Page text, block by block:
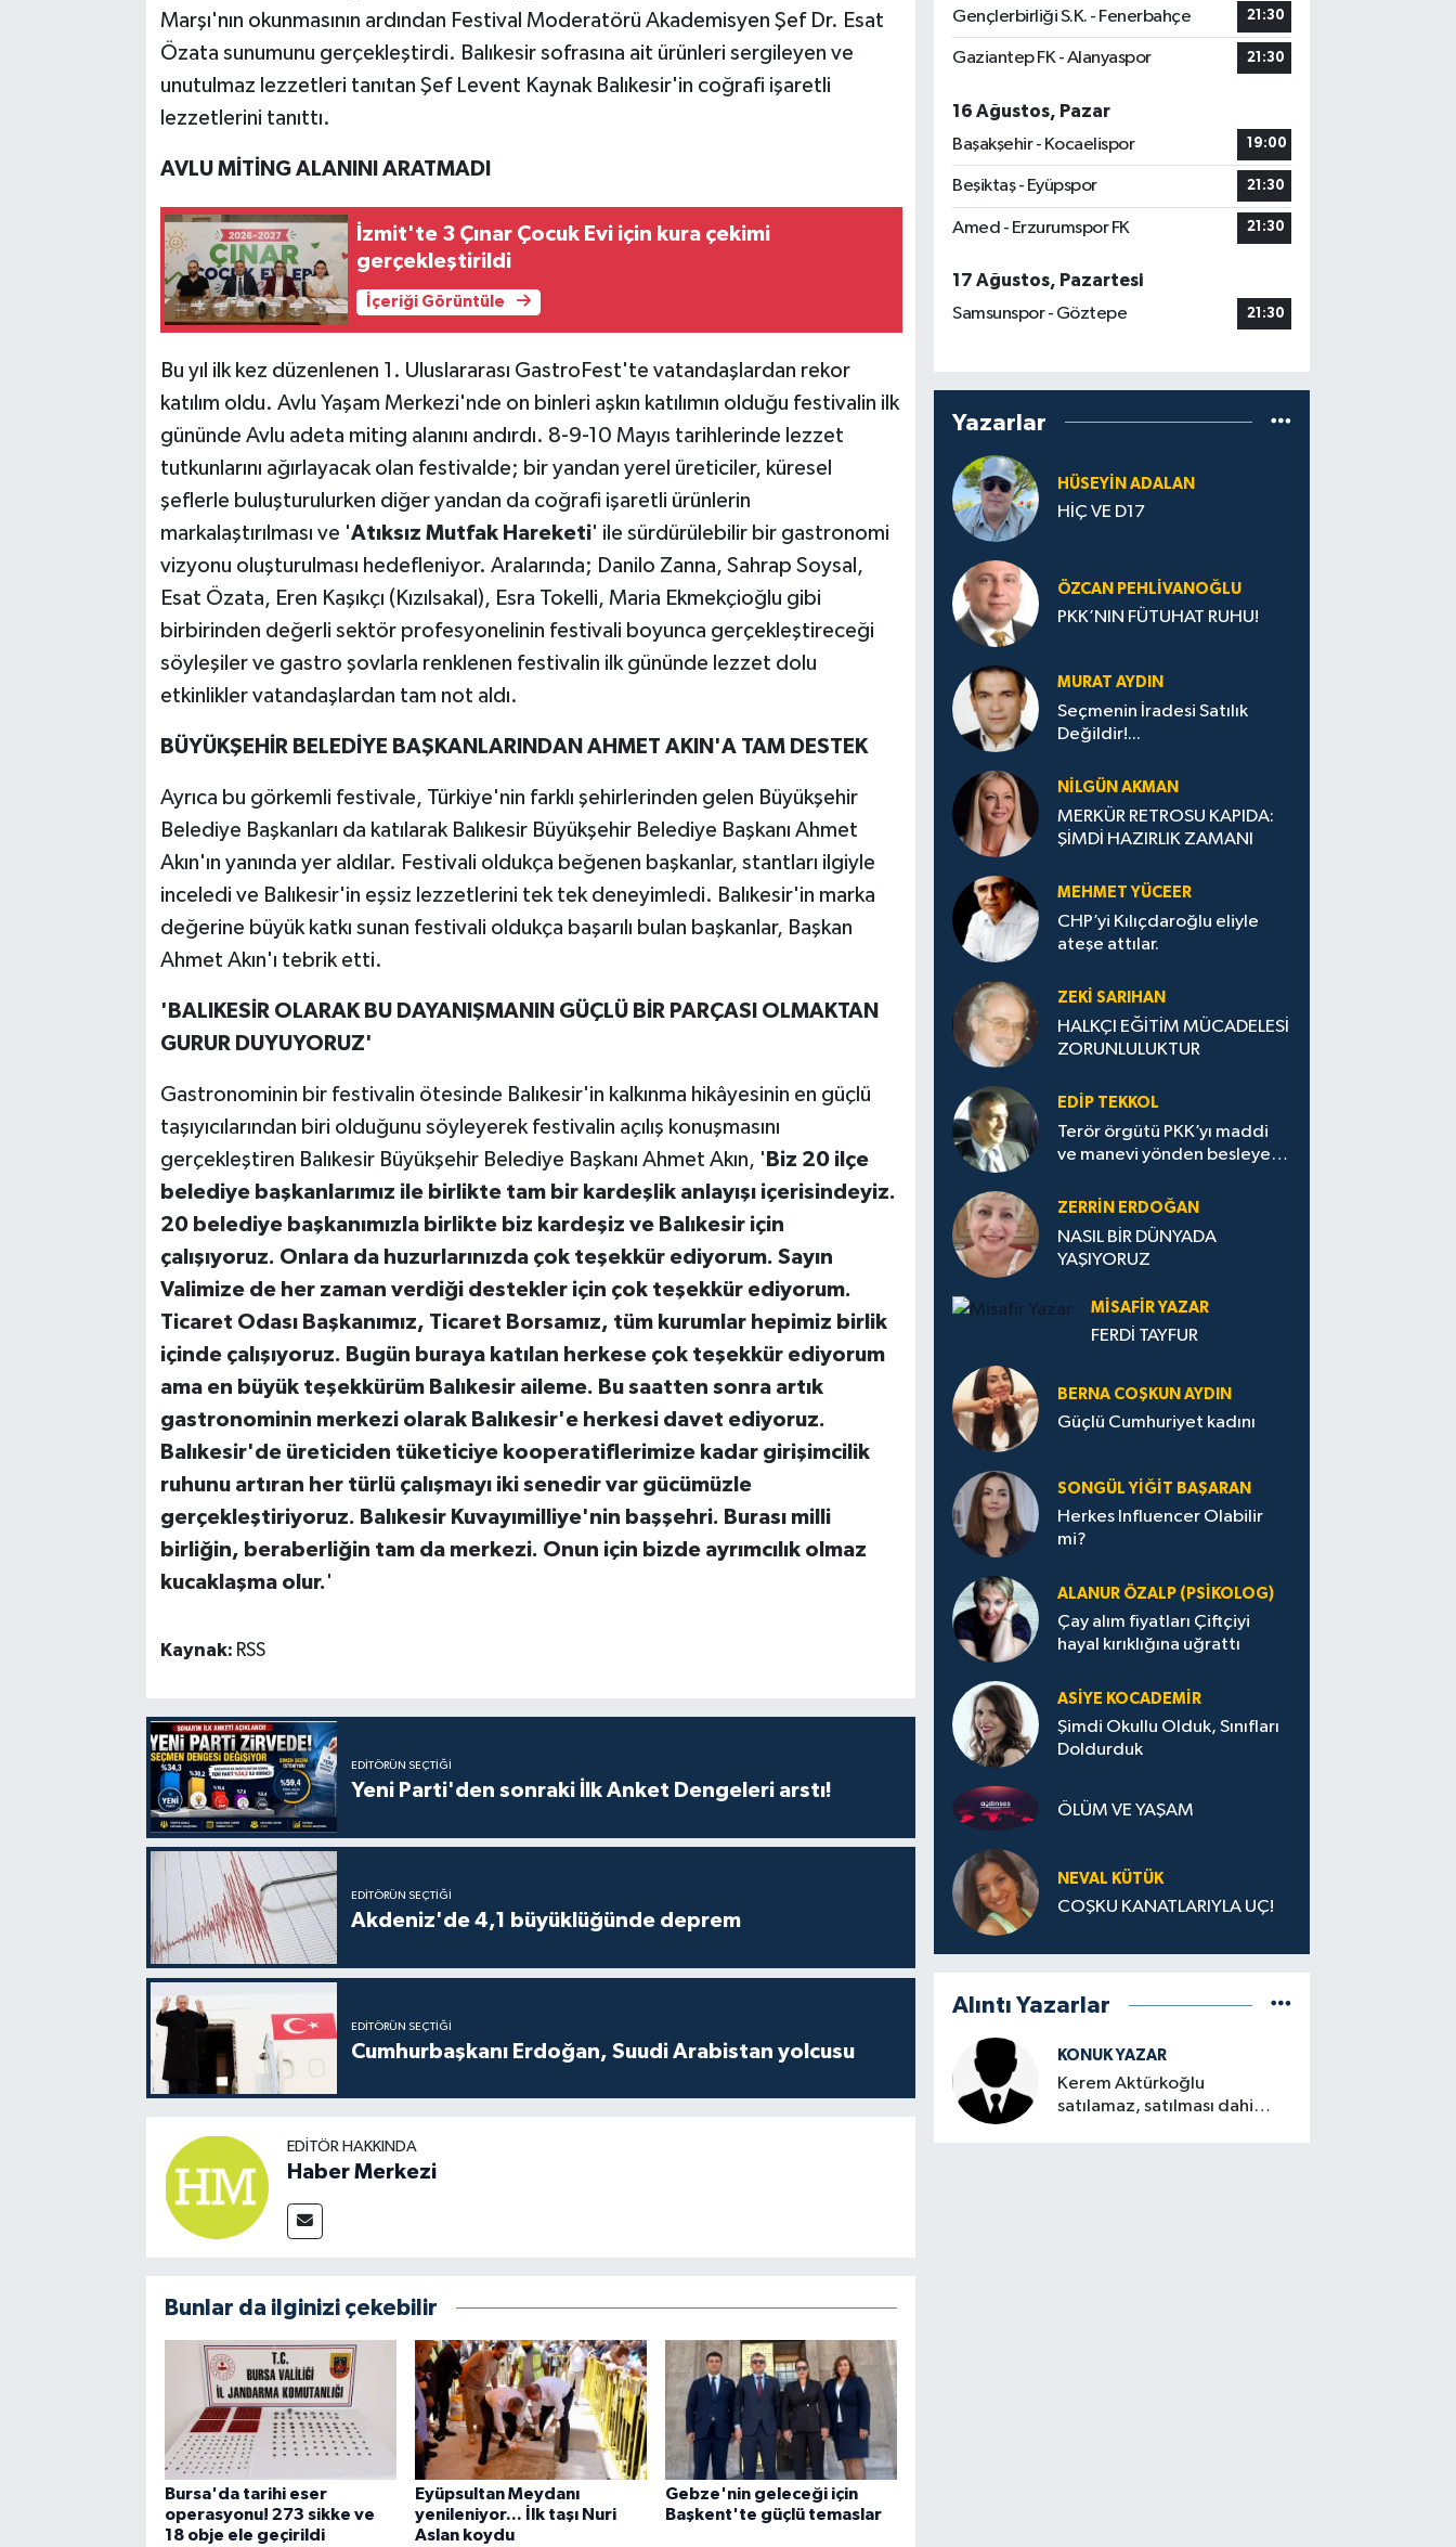
Marşı'nın okunmasının ardından Festival Moderatörü Akademisyen Şef Dr. Esat
Özata sunumunu gerçekleştirdi. Balıkesir sofrasına ait ürünleri sergileyen ve
unutulmaz lezzetleri tanıtan Şef Levent Kaynak Balıkesir'in coğrafi işaretli
lezzetlerini tanıttı.
AVLU MİTİNG ALANINI ARATMADI
İzmit'te 3 Çınar Çocuk Evi için kura çekimi
gerçekleştirildi
İçeriği Görüntüle
Bu yıl ilk kez düzenlenen 1. Uluslararası GastroFest'te vatandaşlardan rekor
katılım oldu. Avlu Yaşam Merkezi'nde on binleri aşkın katılımın olduğu festivalin ilk
gününde Avlu adeta miting alanını andırdı. 8-9-10 Mayıs tarihlerinde lezzet
tutkunlarını ağırlayacak olan festivalde; bir yandan yerel üreticiler, küresel
şeflerle buluşturulurken diğer yandan da coğrafi işaretli ürünlerin
markalaştırılması ve 'Atıksız Mutfak Hareketi' ile sürdürülebilir bir gastronomi
vizyonu oluşturulması hedefleniyor. Aralarında; Danilo Zanna, Sahrap Soysal,
Esat Özata, Eren Kaşıkçı (Kızılsakal), Esra Tokelli, Maria Ekmekçioğlu gibi
birbirinden değerli sektör profesyonelinin festivali boyunca gerçekleştireceği
söyleşiler ve gastro şovlarla renklenen festivalin ilk gününde lezzet dolu
etkinlikler vatandaşlardan tam not aldı.
BÜYÜKŞEHİR BELEDİYE BAŞKANLARINDAN AHMET AKIN'A TAM DESTEK
Ayrıca bu görkemli festivale, Türkiye'nin farklı şehirlerinden gelen Büyükşehir
Belediye Başkanları da katılarak Balıkesir Büyükşehir Belediye Başkanı Ahmet
Akın'ın yanında yer aldılar. Festivali oldukça beğenen başkanlar, stantları ilgiyle
inceledi ve Balıkesir'in eşsiz lezzetlerini tek tek deneyimledi. Balıkesir'in marka
değerine büyük katkı sunan festivali oldukça başarılı bulan başkanlar, Başkan
Ahmet Akın'ı tebrik etti.
'BALIKESİR OLARAK BU DAYANIŞMANIN GÜÇLÜ BİR PARÇASI OLMAKTAN
GURUR DUYUYORUZ'
Gastronominin bir festivalin ötesinde Balıkesir'in kalkınma hikâyesinin en güçlü
taşıyıcılarından biri olduğunu söyleyerek festivalin açılış konuşmasını
gerçekleştiren Balıkesir Büyükşehir Belediye Başkanı Ahmet Akın, ' Biz 20 ilçe
belediye başkanlarımız ile birlikte tam bir kardeşlik anlayışı içerisindeyiz.
20 belediye başkanımızla birlikte biz kardeşiz ve Balıkesir için
çalışıyoruz. Onlara da huzurlarınızda çok teşekkür ediyorum. Sayın
Valimize de her zaman verdiği destekler için çok teşekkür ediyorum.
Ticaret Odası Başkanımız, Ticaret Borsamız, tüm kurumlar hepimiz birlik
içinde çalışıyoruz. Bugün buraya katılan herkese çok teşekkür ediyorum
ama en büyük teşekkürüm Balıkesir aileme. Bu saatten sonra artık
gastronominin merkezi olarak Balıkesir'e herkesi davet ediyoruz.
Balıkesir'de üreticiden tüketiciye kooperatiflerimize kadar girişimcilik
ruhunu artıran her türlü çalışmayı iki senedir var gücümüzle
gerçekleştiriyoruz. Balıkesir Kuvayımilliye'nin başşehri. Burası milli
birliğin, beraberliğin tam da merkezi. Onun için bizde ayrımcılık olmaz
kucaklaşma olur.'
Kaynak: RSS
EDITÖRÜN SEÇTIĞI
Yeni Parti'den sonraki İlk Anket Dengeleri arstı!
EDITÖRÜN SEÇTIĞI
Akdeniz'de 4,1 büyüklüğünde deprem
EDITÖRÜN SEÇTIĞI
Cumhurbaşkanı Erdoğan, Suudi Arabistan yolcusu
EDITÖR HAKKINDA
Haber Merkezi
Bunlar da ilginizi çekebilir
Bursa'da tarihi eser
operasyonu! 273 sikke ve
18 obje ele geçirildi
Eyüpsultan Meydanı
yenileniyor... İlk taşı Nuri
Aslan koydu
Gebze'nin geleceği için
Başkent'te güçlü temaslar
Gençlerbirliği S.K. - Fenerbahçe 21:30
Gaziantep FK - Alanyaspor 21:30
16 Ağustos, Pazar
Başakşehir - Kocaelispor
19:00
Beşiktaş - Eyüpspor 21:30
Amed - Erzurumspor FK 21:30
17 Ağustos, Pazartesi
Samsunspor - Göztepe
21:30
Yazarlar
HÜSEYIN ADALAN
HİÇ VE D17
ÖZCAN PEHLIVANOĞLU
PKK’NIN FÜTUHAT RUHU!
MURAT AYDIN
Seçmenin İradesi Satılık
Değildir!...
NILGÜN AKMAN
MERKÜR RETROSU KAPIDA:
ŞİMDİ HAZIRLIK ZAMANI
MEHMET YÜCEER
CHP’yi Kılıçdaroğlu eliyle
ateşe attılar.
ZEKI SARIHAN
HALKÇI EĞİTİM MÜCADELESİ
ZORUNLULUKTUR
EDIP TEKKOL
Terör örgütü PKK’yı maddi
ve manevi yönden besleyen
ZERRIN ERDOĞAN
NASIL BİR DÜNYADA
YAŞIYORUZ
MISAFIR YAZAR
FERDİ TAYFUR
BERNA COŞKUN AYDIN
Güçlü Cumhuriyet kadını
SONGÜL YIĞIT BAŞARAN
Herkes Influencer Olabilir
mi?
ALANUR ÖZALP (PSIKOLOG)
Çay alım fiyatları Çiftçiyi
hayal kırıklığına uğrattı
ASIYE KOCADEMİR
Şimdi Okullu Olduk, Sınıfları
Doldurduk
ÖLÜM VE YAŞAM
NEVAL KÜTÜK
COŞKU KANATLARIYLA UÇ!
Alıntı Yazarlar
KONUK YAZAR
Kerem Aktürkoğlu
satılamaz, satılması dahi